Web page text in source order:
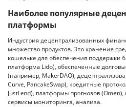
Наиболее популярные
платформы
Индустрия децентрализованных
множество продуктов. Это хранение
кошельке для обеспечения поддержки
платформа Lido), обеспеченные
(например, MakerDAO),
Curve, PancakeSwap), кредитные
JustLend), платформы прогнозов
сервисы мониторинга, анализа.